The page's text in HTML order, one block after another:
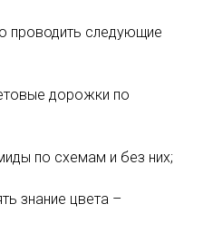
следующие
дорожки по
по схемам и без них;
знание цвета –